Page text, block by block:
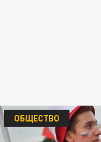
ОБЩЕСТВО